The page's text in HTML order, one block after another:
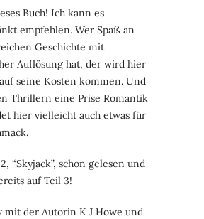
Buch! Ich kann es
empfehlen. Wer Spaß an
Geschichte mit
Auflösung hat, der wird hier
seine Kosten kommen. Und
Thrillern eine Prise Romantik
hier vielleicht auch etwas für
“Skyjack”, schon gelesen und
auf Teil 3!
der Autorin K J Howe und